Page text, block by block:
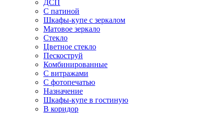
ДСП
С патиной
Шкафы-купе с зеркалом
Матовое зеркало
Стекло
Цветное стекло
Пескоструй
Комбинированные
С витражами
С фотопечатью
Назначение
Шкафы-купе в гостиную
В коридор